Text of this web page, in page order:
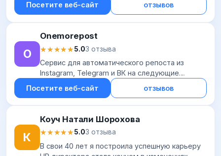
Посетите веб-сайт
отзывов
O
Onemorepost
★★★★★
★★★★★5.03 отзыва
Сервис для автоматического репоста из
Instagram, Telegram и ВК на следующие
площадки: Facebook, Instagram, Telegram, ВК,
ОК, Pinterest, Tumblr. Доступна фильтрация по
Посетите веб-сайт отзывов
К
Коуч Натали Шорохова
★★★★★
★★★★★5.03 отзыва
В свои 40 лет я построила успешную карьеру